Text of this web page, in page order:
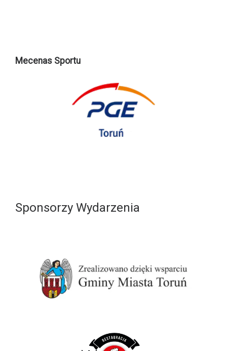
Mecenas Sportu
Sponsorzy Wydarzenia